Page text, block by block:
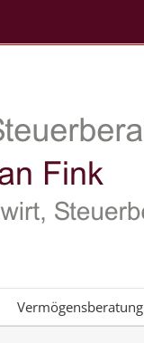
Vermögensberatung